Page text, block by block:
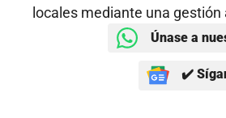
locales mediante una
Únase a
✔️